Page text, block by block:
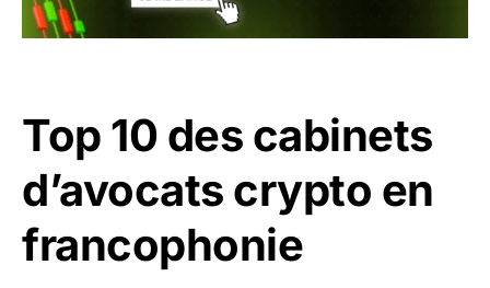
Top 10 des cabinets
d’avocats crypto en
francophonie